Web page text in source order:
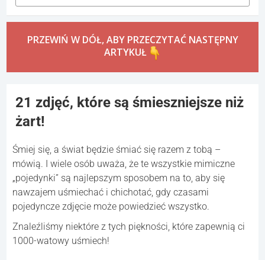
PRZEWIŃ W DÓŁ, ABY PRZECZYTAĆ NASTĘPNY
ARTYKUŁ
21 zdjęć, które są śmieszniejsze niż
żart!
Śmiej się, a świat będzie śmiać się razem z tobą –
mówią. I wiele osób uważa, że te wszystkie mimiczne
„pojedynki” są najlepszym sposobem na to, aby się
nawzajem uśmiechać i chichotać, gdy czasami
pojedyncze zdjęcie może powiedzieć wszystko.
Znaleźliśmy niektóre z tych piękności, które zapewnią ci
1000-watowy uśmiech!